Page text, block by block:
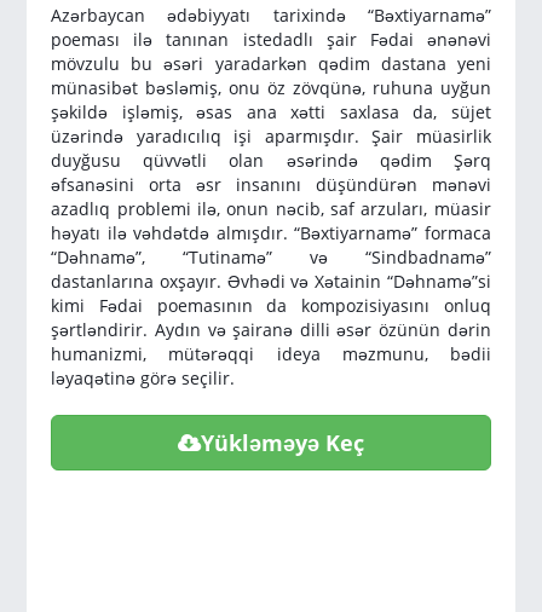
Azərbaycan ədəbiyyatı tarixində “Bəxtiyarnamə”
poeması ilə tanınan istedadlı şair Fədai ənənəvi
mövzulu bu əsəri yaradarkən qədim dastana yeni
münasibət bəsləmiş, onu öz zövqünə, ruhuna uyğun
şəkildə işləmiş, əsas ana xətti saxlasa da, süjet
üzərində yaradıcılıq işi aparmışdır. Şair müasirlik
duyğusu qüvvətli olan əsərində qədim Şərq
əfsanəsini orta əsr insanını düşündürən mənəvi
azadlıq problemi ilə, onun nəcib, saf arzuları, müasir
həyatı ilə vəhdətdə almışdır. “Bəxtiyarnamə” formaca
“Dəhnamə”, “Tutinamə” və “Sindbadnamə”
dastanlarına oxşayır. Əvhədi və Xətainin “Dəhnamə”si
kimi Fədai poemasının da kompozisiyasını onluq
şərtləndirir. Aydın və şairanə dilli əsər özünün dərin
humanizmi, mütərəqqi ideya məzmunu, bədii
ləyaqətinə görə seçilir.
Yükləməyə Keç